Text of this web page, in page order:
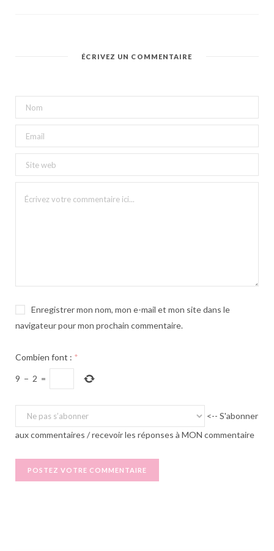
ÉCRIVEZ UN COMMENTAIRE
Enregistrer mon nom, mon e-mail et mon site dans le
navigateur pour mon prochain commentaire.
Combien font : *
9 − 2 =
<-- S'abonner
aux commentaires / recevoir les réponses à MON commentaire